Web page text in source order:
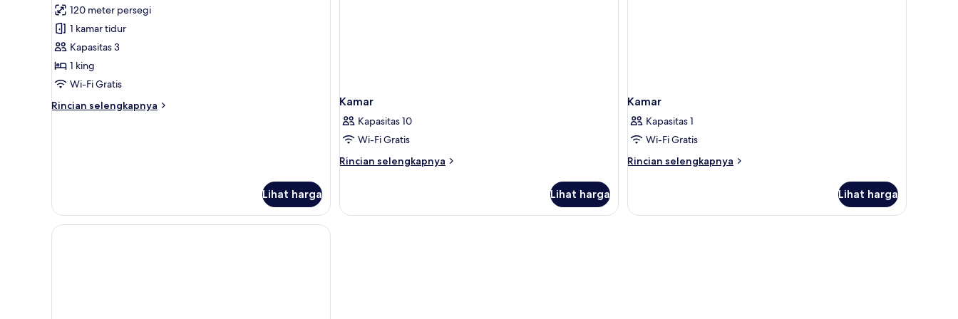
Private
Pool
Villa
120 meter persegi
1 kamar tidur
Kapasitas 3
1 king
Wi-Fi Gratis
Rincian selengkapnya
Rincian
Lihat harga
Kamar
Kapasitas 10
Wi-Fi Gratis
Rincian selengkapnya
Rincian
Kamar
Lihat harga
Kamar
Kapasitas 1
Wi-Fi Gratis
Rincian selengkapnya
Rincian
Kamar
Lihat harga